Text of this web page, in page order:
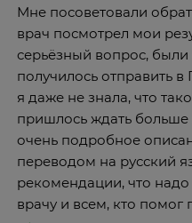
Мне посоветовали
врач посмотрел мои
серьёзный вопрос,
получилось отправить
я даже не знала, что
пришлось ждать
очень подробное
переводом на русский
рекомендации, что
врачу и всем, кто помог